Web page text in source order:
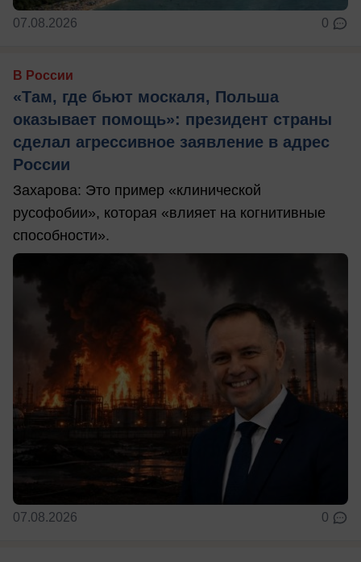
07.08.2026 0
В России
«Там, где бьют москаля, Польша
оказывает помощь»: президент страны
сделал агрессивное заявление в адрес
России
Захарова: Это пример «клинической
русофобии», которая «влияет на когнитивные
способности».
07.08.2026 0